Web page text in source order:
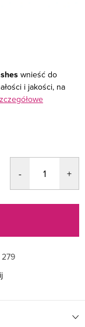
wnieść do
i jakości, na
279